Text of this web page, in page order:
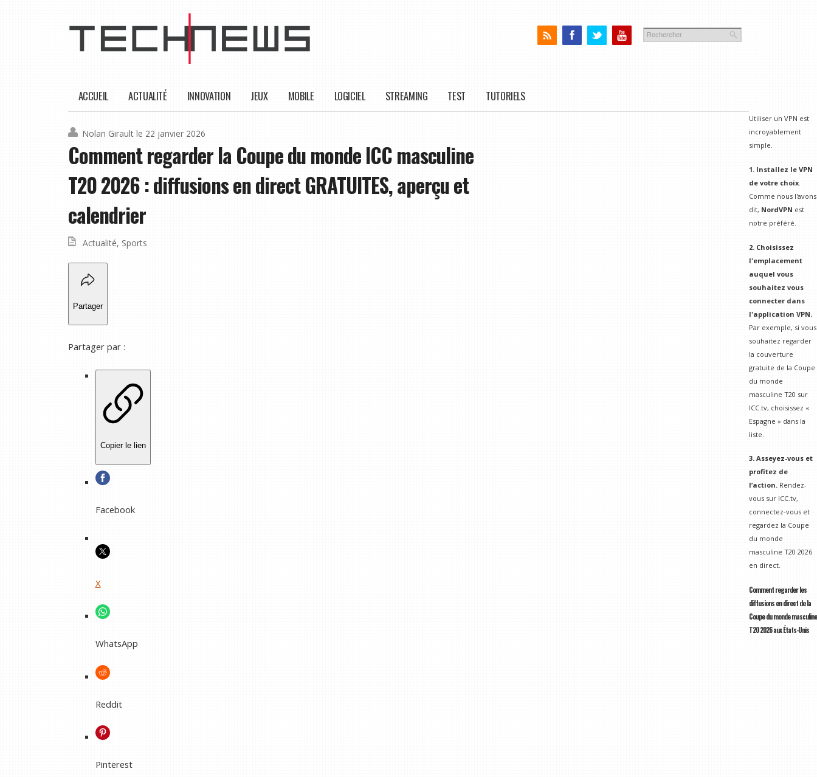
ACCUEIL ACTUALITÉ INNOVATION JEUX MOBILE LOGICIEL STREAMING TEST TUTORIELS
Nolan Girault le 22 janvier 2026
Comment regarder la Coupe du monde ICC masculine
T20 2026 : diffusions en direct GRATUITES, aperçu et
calendrier
Actualité, Sports
Partager
Partager par :
Copier le lien
Facebook
X
WhatsApp
Reddit
Pinterest
Utiliser un VPN est
incroyablement
simple.
1. Installez le VPN
de votre choix
Comme nous l'avons
dit, NordVPN est
notre préféré.
2. Choisissez
l'emplacement
auquel vous
souhaitez vous
connecter dans
l'application VPN.
Par exemple, si vous
souhaitez regarder
la couverture
gratuite de la Coupe
du monde
masculine T20 sur
ICC.tv, choisissez «
Espagne » dans la
liste.
3. Asseyez-vous et
profitez de
l’action. Rendez-
vous sur ICC.tv,
connectez-vous et
regardez la Coupe
du monde
masculine T20 2026
en direct.
Comment regarder les
diffusions en direct de la
Coupe du monde masculine
T20 2026 aux États-Unis